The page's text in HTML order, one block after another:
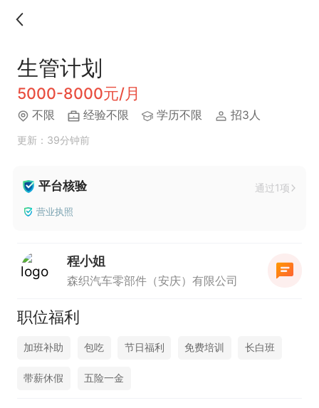
生管计划
5000-8000元/月
不限 经验不限 学历不限 招3人
更新：39分钟前
平台核验 通过1项
营业执照
程小姐
森织汽车零部件（安庆）有限公司
职位福利
加班补助 包吃 节日福利 免费培训 长白班
带薪休假 五险一金